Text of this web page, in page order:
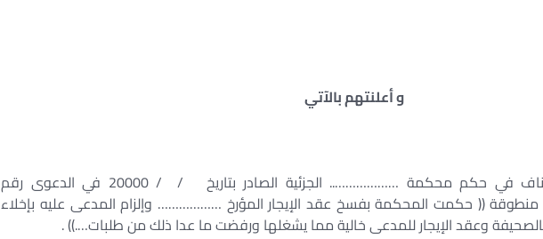
و أعلنتهم بالآتي
يطعن الطالب بطريق الاستئناف في حكم محكمة ……………….. الجزئية الصادر بتاريخ / / 20000 في الدعوى رقم
(( حكمت المحكمة بفسخ عقد الإيجار المؤرخ ……………… وإلزام المدعى عليه بإخلاء
وعقد الإيجار للمدعى خالية مما يشغلها ورفضت ما عدا ذلك من طلبات….)) .